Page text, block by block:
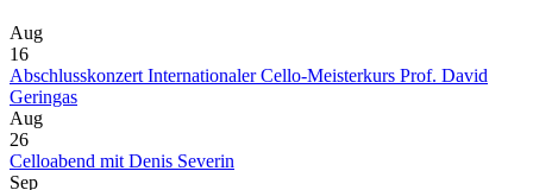
Aug
16
Abschlusskonzert Internationaler Cello-Meisterkurs Prof. David
Geringas
Aug
26
Celloabend mit Denis Severin
Sep